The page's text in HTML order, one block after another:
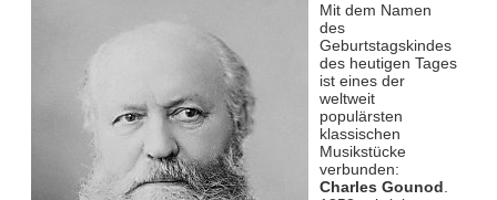
Mit dem Namen
des
Geburtstagskindes
des heutigen Tages
ist eines der
weltweit
populärsten
klassischen
Musikstücke
verbunden:
Charles Gounod.